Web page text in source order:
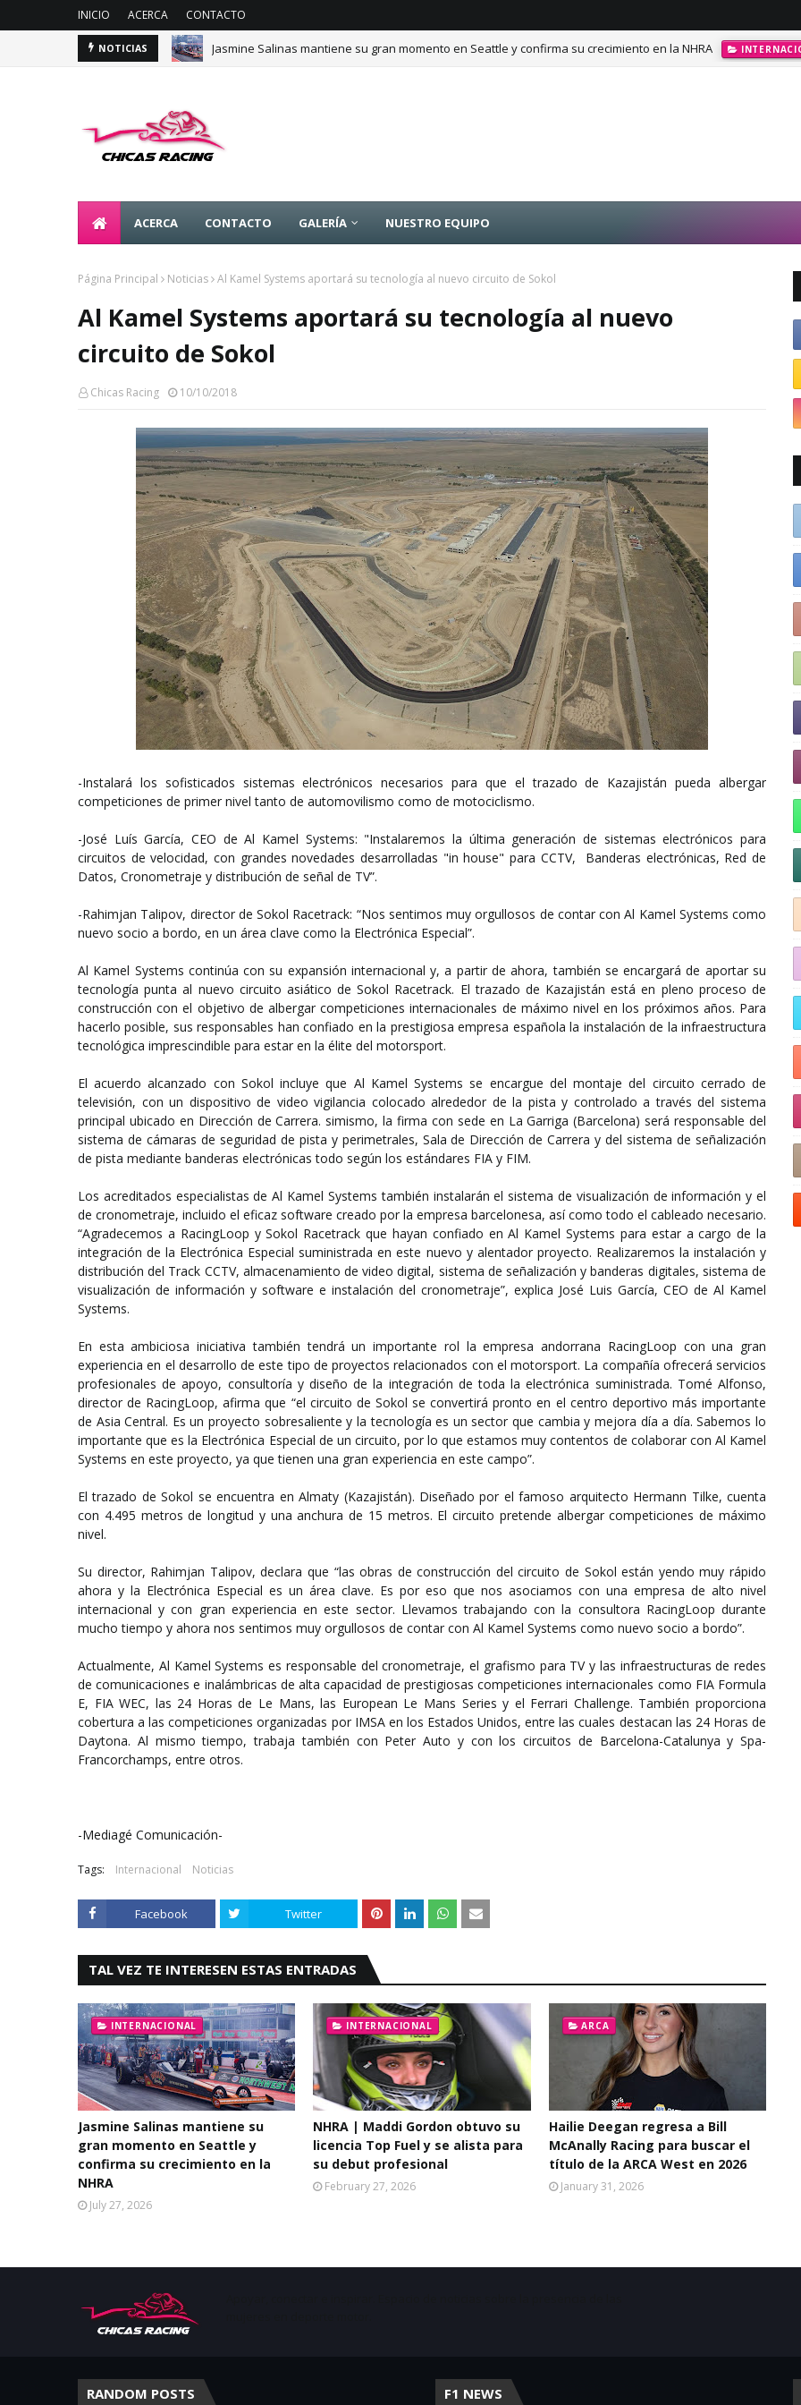
INICIO ACERCA CONTACTO
NOTICIAS Jasmine Salinas mantiene su gran momento en Seattle y confirma su crecimiento en la NHRA
ACERCA CONTACTO GALERÍA NUESTRO EQUIPO
Página Principal Noticias Al Kamel Systems aportará su tecnología al nuevo circuito de Sokol
Al Kamel Systems aportará su tecnología al nuevo
circuito de Sokol
Chicas Racing 10/10/2018
-Instalará los sofisticados sistemas electrónicos necesarios para que el trazado de Kazajistán pueda albergar
competiciones de primer nivel tanto de automovilismo como de motociclismo.
-José Luís García, CEO de Al Kamel Systems: "Instalaremos la última generación de sistemas electrónicos para
circuitos de velocidad, con grandes novedades desarrolladas "in house" para CCTV, Banderas electrónicas, Red de
Datos, Cronometraje y distribución de señal de TV”.
-Rahimjan Talipov, director de Sokol Racetrack: “Nos sentimos muy orgullosos de contar con Al Kamel Systems como
nuevo socio a bordo, en un área clave como la Electrónica Especial”.
Al Kamel Systems continúa con su expansión internacional y, a partir de ahora, también se encargará de aportar su
tecnología punta al nuevo circuito asiático de Sokol Racetrack. El trazado de Kazajistán está en pleno proceso de
construcción con el objetivo de albergar competiciones internacionales de máximo nivel en los próximos años. Para
hacerlo posible, sus responsables han confiado en la prestigiosa empresa española la instalación de la infraestructura
tecnológica imprescindible para estar en la élite del motorsport.
El acuerdo alcanzado con Sokol incluye que Al Kamel Systems se encargue del montaje del circuito cerrado de
televisión, con un dispositivo de video vigilancia colocado alrededor de la pista y controlado a través del sistema
principal ubicado en Dirección de Carrera. simismo, la firma con sede en La Garriga (Barcelona) será responsable del
sistema de cámaras de seguridad de pista y perimetrales, Sala de Dirección de Carrera y del sistema de señalización
de pista mediante banderas electrónicas todo según los estándares FIA y FIM.
Los acreditados especialistas de Al Kamel Systems también instalarán el sistema de visualización de información y el
de cronometraje, incluido el eficaz software creado por la empresa barcelonesa, así como todo el cableado necesario.
“Agradecemos a RacingLoop y Sokol Racetrack que hayan confiado en Al Kamel Systems para estar a cargo de la
integración de la Electrónica Especial suministrada en este nuevo y alentador proyecto. Realizaremos la instalación y
distribución del Track CCTV, almacenamiento de video digital, sistema de señalización y banderas digitales, sistema de
visualización de información y software e instalación del cronometraje”, explica José Luis García, CEO de Al Kamel
Systems.
En esta ambiciosa iniciativa también tendrá un importante rol la empresa andorrana RacingLoop con una gran
experiencia en el desarrollo de este tipo de proyectos relacionados con el motorsport. La compañía ofrecerá servicios
profesionales de apoyo, consultoría y diseño de la integración de toda la electrónica suministrada. Tomé Alfonso,
director de RacingLoop, afirma que “el circuito de Sokol se convertirá pronto en el centro deportivo más importante
de Asia Central. Es un proyecto sobresaliente y la tecnología es un sector que cambia y mejora día a día. Sabemos lo
importante que es la Electrónica Especial de un circuito, por lo que estamos muy contentos de colaborar con Al Kamel
Systems en este proyecto, ya que tienen una gran experiencia en este campo”.
El trazado de Sokol se encuentra en Almaty (Kazajistán). Diseñado por el famoso arquitecto Hermann Tilke, cuenta
con 4.495 metros de longitud y una anchura de 15 metros. El circuito pretende albergar competiciones de máximo
nivel.
Su director, Rahimjan Talipov, declara que “las obras de construcción del circuito de Sokol están yendo muy rápido
ahora y la Electrónica Especial es un área clave. Es por eso que nos asociamos con una empresa de alto nivel
internacional y con gran experiencia en este sector. Llevamos trabajando con la consultora RacingLoop durante
mucho tiempo y ahora nos sentimos muy orgullosos de contar con Al Kamel Systems como nuevo socio a bordo”.
Actualmente, Al Kamel Systems es responsable del cronometraje, el grafismo para TV y las infraestructuras de redes
de comunicaciones e inalámbricas de alta capacidad de prestigiosas competiciones internacionales como FIA Formula
E, FIA WEC, las 24 Horas de Le Mans, las European Le Mans Series y el Ferrari Challenge. También proporciona
cobertura a las competiciones organizadas por IMSA en los Estados Unidos, entre las cuales destacan las 24 Horas de
Daytona. Al mismo tiempo, trabaja también con Peter Auto y con los circuitos de Barcelona-Catalunya y Spa-
Francorchamps, entre otros.
-Mediagé Comunicación-
Tags: Internacional Noticias
Facebook Twitter
TAL VEZ TE INTERESEN ESTAS ENTRADAS
INTERNACIONAL
Jasmine Salinas mantiene su
gran momento en Seattle y
confirma su crecimiento en la
NHRA
July 27, 2026
INTERNACIONAL
NHRA | Maddi Gordon obtuvo su
licencia Top Fuel y se alista para
su debut profesional
February 27, 2026
ARCA
Hailie Deegan regresa a Bill
McAnally Racing para buscar el
título de la ARCA West en 2026
January 31, 2026
RANDOM POSTS F1 NEWS